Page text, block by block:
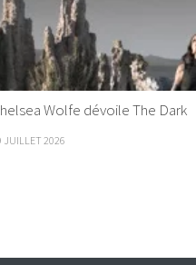
Wolfe dévoile The Dark
JUILLET 2026